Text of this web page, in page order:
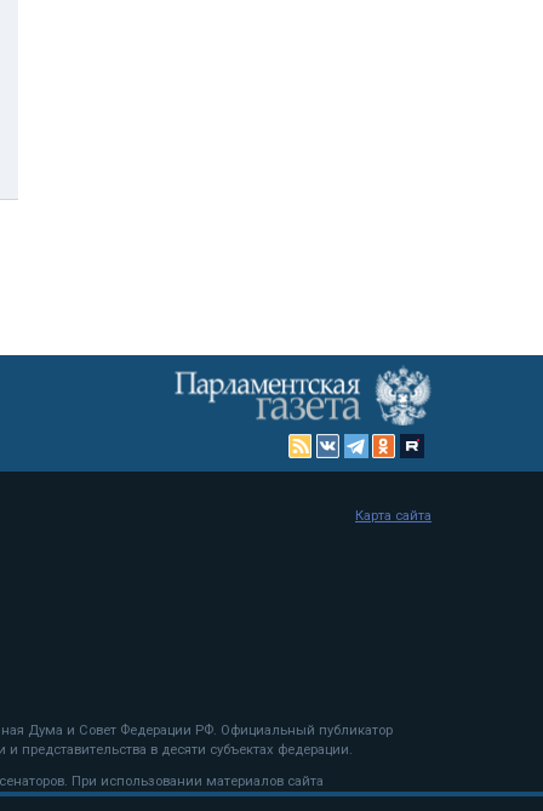
Дума и Совет Федерации РФ. Официальный публикатор
представительства в десяти субъектах федерации.
При использовании материалов сайта
Карта сайта